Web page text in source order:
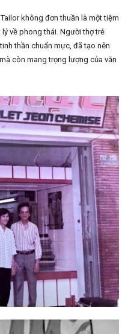
không đơn thuần là một tiệm
về phong thái. Người thợ trẻ
thần chuẩn mực, đã tạo nên
còn mang trọng lượng của văn